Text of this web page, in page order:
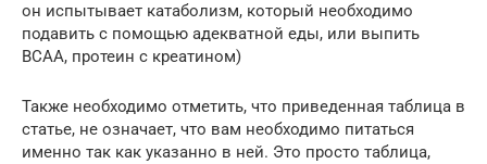
он испытывает катаболизм, который необходимо
подавить с помощью адекватной еды, или выпить
BCAA, протеин с креатином)
Также необходимо отметить, что приведенная таблица в
статье, не означает, что вам необходимо питаться
именно так как указанно в ней. Это просто таблица,